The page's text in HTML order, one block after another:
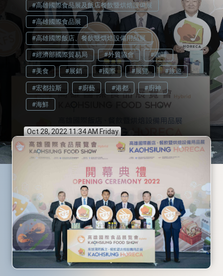
#高雄國際食品展及飯店餐飲暨烘焙設備展
#高雄國際食品展
#高雄國際飯店、餐飲暨烘焙設備用品展
#經濟部國際貿易局 #外貿協會 #咖啡
#美食 #展銷 #國際 #展覽 #旅遊
#宏都拉斯 #廚藝 #港都 #廚神
#海鮮
Oct 28, 2022 11:34 AM Friday